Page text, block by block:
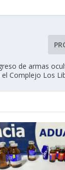
de armas
Complejo Los